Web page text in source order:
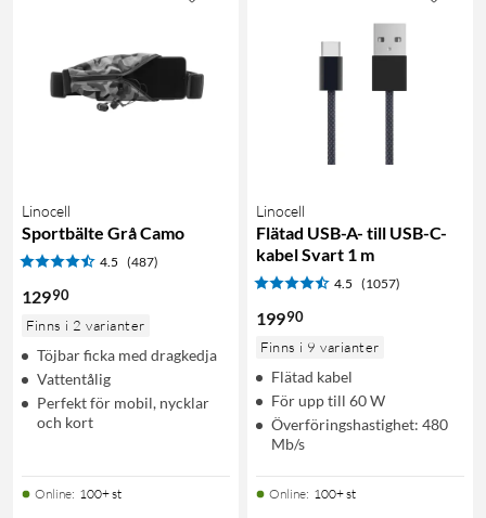
Linocell
Sportbälte Grå Camo
4.5 (487)
12990
Finns i 2 varianter
Töjbar ficka med dragkedja
Vattentålig
Perfekt för mobil, nycklar
och kort
Online: 100+ st
Linocell
Flätad USB-A- till USB-C-
kabel Svart 1 m
4.5 (1057)
19990
Finns i 9 varianter
Flätad kabel
För upp till 60 W
Överföringshastighet: 480
Mb/s
Online: 100+ st